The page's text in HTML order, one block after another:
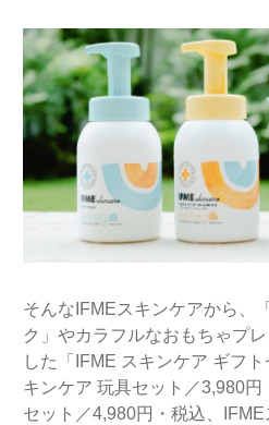
そんなIFMEスキンケアから、
ク」やカラフルなおもちゃプ
した「IFME スキンケア ギフ
キンケア 玩具セット／3,980
セット／4,980円・税込、